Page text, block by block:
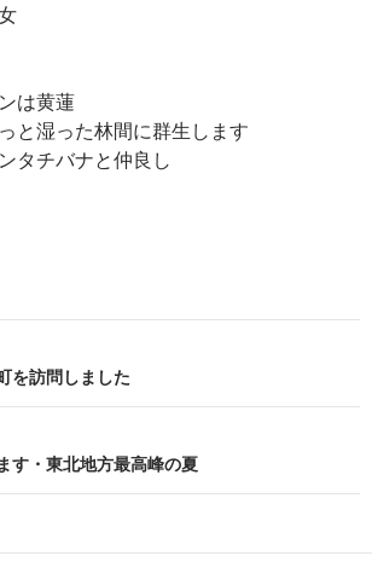
は黄蓮
と湿った林間に群生します
タチバナと仲良し
を訪問しました
す・東北地方最高峰の夏